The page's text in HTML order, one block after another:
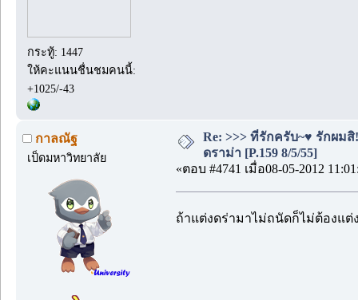
กระทู้: 1447
ให้คะแนนชื่นชมคนนี้:
+1025/-43
กาลณัฐ
เป็ดมหาวิทยาลัย
Re: >>> ที่รักครับ~♥ รักผม
ดราม่า [P.159 8/5/55]
«ตอบ #4741 เมื่อ08-05-2012
ถ้าแต่งดร่ามาไม่ถนัดก็ไม่ต้องแต่